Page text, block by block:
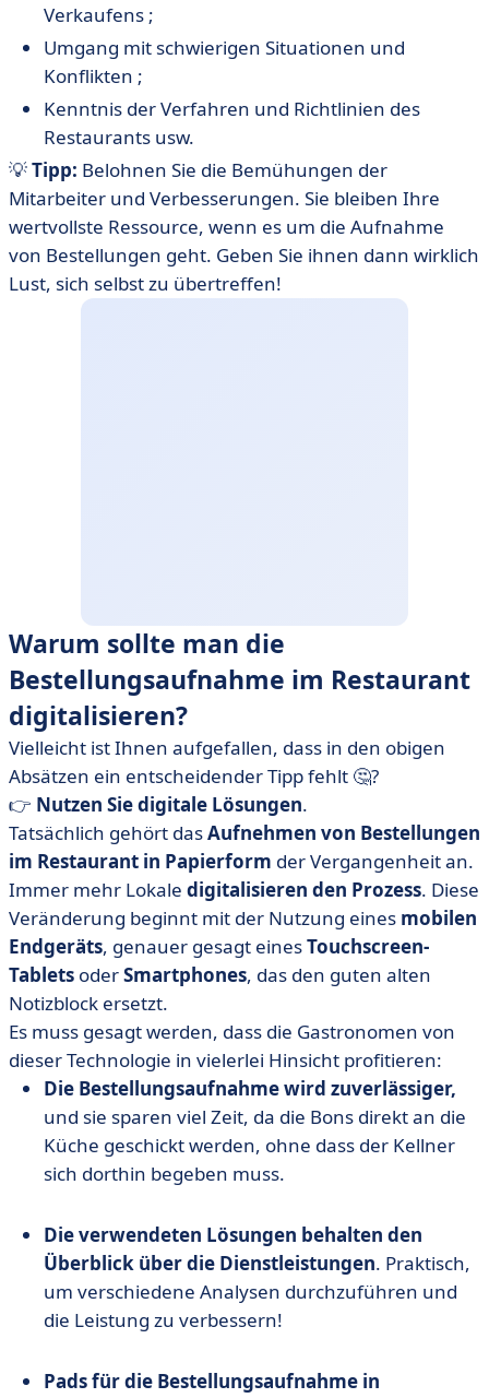
Verkaufens ;
Umgang mit schwierigen Situationen und
Konflikten ;
Kenntnis der Verfahren und Richtlinien des
Restaurants usw.
💡Tipp: Belohnen Sie die Bemühungen der
Mitarbeiter und Verbesserungen. Sie bleiben Ihre
wertvollste Ressource, wenn es um die Aufnahme
von Bestellungen geht. Geben Sie ihnen dann wirklich
Lust, sich selbst zu übertreffen!
Warum sollte man die
Bestellungsaufnahme im Restaurant
digitalisieren?
Vielleicht ist Ihnen aufgefallen, dass in den obigen
Absätzen ein entscheidender Tipp fehlt 🤔?
👉 Nutzen Sie digitale Lösungen.
Tatsächlich gehört dasAufnehmen von Bestellungen
im Restaurant in Papierform der Vergangenheit an.
Immer mehr Lokale digitalisieren den Prozess. Diese
Veränderung beginnt mit der Nutzung eines mobilen
Endgeräts, genauer gesagt einesTouchscreen-
Tablets oderSmartphones, das den guten alten
Notizblock ersetzt.
Es muss gesagt werden, dass die Gastronomen von
dieser Technologie in vielerlei Hinsicht profitieren:
Die Bestellungsaufnahme wird zuverlässiger,
und sie sparen viel Zeit, da die Bons direkt an die
Küche geschickt werden, ohne dass der Kellner
sich dorthin begeben muss.
Die verwendeten Lösungen behalten den
Überblick über die Dienstleistungen. Praktisch,
um verschiedene Analysen durchzuführen und
die Leistung zu verbessern!
Pads für die Bestellungsaufnahme in